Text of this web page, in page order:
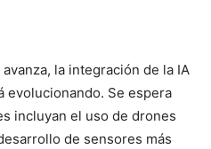
la integración de la IA
evolucionando. Se espera
incluyan el uso de drones
de sensores más